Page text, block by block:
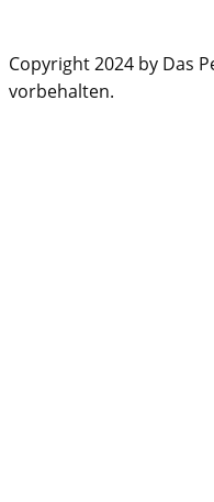
Copyright 2024 by Das
vorbehalten.